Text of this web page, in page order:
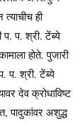
ही
प. श्री. टेंब्ये
होते. पुजारी
प. श्री. टेंब्ये
देव क्रोधाविष्ट
पादुकांवर अशुद्ध